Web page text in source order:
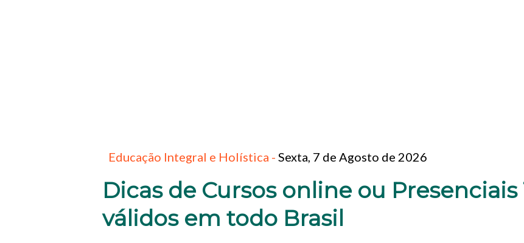
Educação Integral e Holística - Sexta, 7 de Agosto de 2026
Dicas de Cursos online ou Presenciais
válidos em todo Brasil